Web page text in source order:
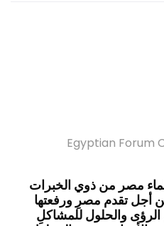
مصر من ذوي الخبرات
أجل تقدم مصرِ ورفعتها
الرؤى والحلول للمشاكلِ